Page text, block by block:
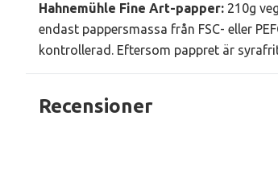
Hahnemühle Fine Art-papper: 210g
endast pappersmassa från FSC- eller
kontrollerad. Eftersom pappret är
Recensioner